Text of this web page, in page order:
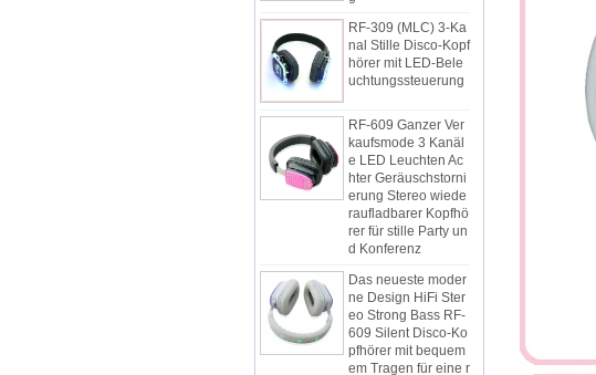
RF-309 (MLC) 3-Ka
nal Stille Disco-Kopf
hörer mit LED-Bele
uchtungssteuerung
kaufsmode 3 Kanäl
e LED Leuchten Ac
hter Geräuschstorni
erung Stereo wiede
raufladbarer Kopfhö
rer für stille Party un
d Konferenz
ne Design HiFi Ster
eo Strong Bass RF-
609 Silent Disco-Ko
pfhörer mit bequem
em Tragen für eine r
uhige oder mehrspr